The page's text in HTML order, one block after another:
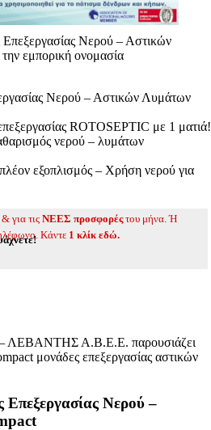
Επεξεργασίας Νερού – Αστικών
εμπορική ονομασία
Νερού – Αστικών Λυμάτων
ROTOSEPTIC με 1 ματιά!
νερού – λυμάτων
εξοπλισμός – Χρήση νερού για
για τις ΝΕΕΣ προσφορέςτου μήνα. Ή
Κάντε 1 κλίκ εδώ.
Α.Β.Ε.Ε. παρουσιάζει
μονάδες επεξεργασίας αστικών
Επεξεργασίας Νερού –